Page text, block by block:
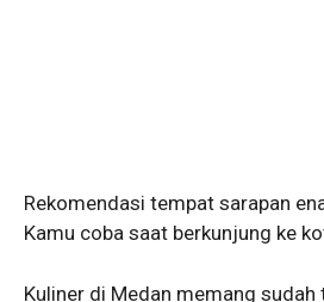
Rekomendasi tempat sarapan
Kamu coba saat berkunjung ke
Kuliner di Medan memang sudah